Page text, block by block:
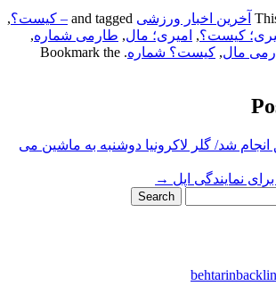
آخرین اخبار ورزشی – کیست؟,
کیست؟, امیری؛ مال, طارمی شماره,
مال, کیست؟ شماره. Bookmark the
انجام شد/ گلر لاکرونیا دوشنبه به ماشین می
→